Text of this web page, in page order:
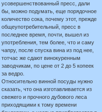
усовершенствованный пресс, дали
бы, можно подумать, еще порядочное
количество сока, почему этот, прежде
общеупотребительный, пресс в
последнее время, почти, вышел из
употребления, тем более, что и саму
чапру, после спуска вина из под нее,
тотчас же сдают винокуренным
заводчикам, по цене от 2 до 5 копеек
за ведро.
Относительно винной посуды нужно
сказать, что она изготавливается из
свежего и прочного дубового леса
приходящими к тому времени